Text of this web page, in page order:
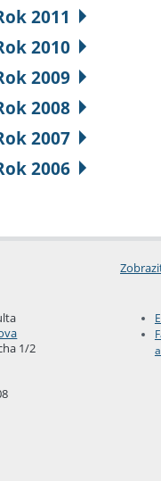
2011
2010
2009
2008
2007
2006
1/2